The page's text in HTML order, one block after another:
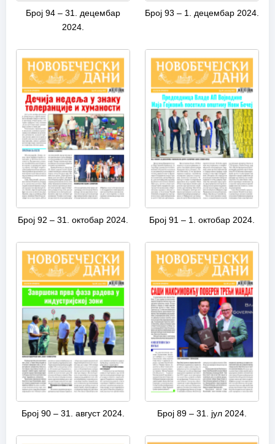
Број 94 – 31. децембар
2024.
Број 93 – 1. децембар 2024.
Број 92 – 31. октобар 2024. Број 91 – 1. октобар 2024.
Број 90 – 31. август 2024. Број 89 – 31. јул 2024.